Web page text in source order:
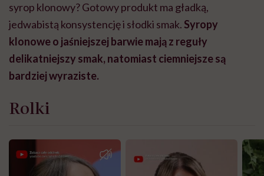
syrop klonowy? Gotowy produkt ma gładką,
jedwabistą konsystencję i słodki smak. Syropy
klonowe o jaśniejszej barwie mają z reguły
delikatniejszy smak, natomiast ciemniejsze są
bardziej wyraziste.
Rolki